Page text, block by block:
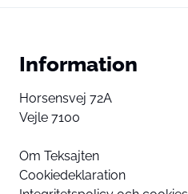
Information
Horsensvej 72A
Vejle 7100
Om Teksajten
Cookiedeklaration